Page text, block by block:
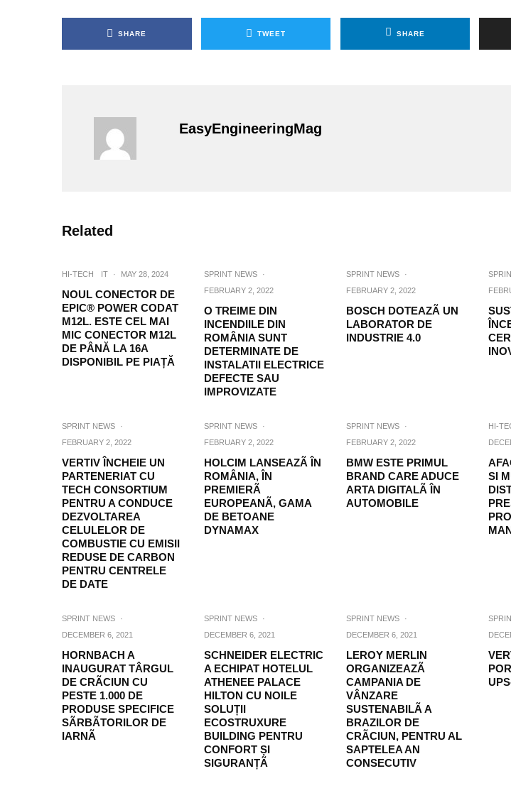
SHARE TWEET SHARE
EasyEngineeringMag
Related
HI-TECH IT · MAY 28, 2024
NOUL CONECTOR DE
EPIC® POWER CODAT
M12L. ESTE CEL MAI
MIC CONECTOR M12L
DE PÂNĂ LA 16A
DISPONIBIL PE PIAȚĂ
SPRINT NEWS
·
FEBRUARY 2, 2022
O TREIME DIN
INCENDIILE DIN
ROMÂNIA SUNT
DETERMINATE DE
INSTALATII ELECTRICE
DEFECTE SAU
IMPROVIZATE
SPRINT NEWS
·
FEBRUARY 2, 2022
BOSCH DOTEAZÃ UN
LABORATOR DE
INDUSTRIE 4.0
SPRINT NEWS
·
FEBRUARY 2, 2022
VERTIV ÎNCHEIE UN
PARTENERIAT CU
TECH CONSORTIUM
PENTRU A CONDUCE
DEZVOLTAREA
CELULELOR DE
COMBUSTIE CU EMISII
REDUSE DE CARBON
PENTRU CENTRELE
DE DATE
SPRINT NEWS
·
FEBRUARY 2, 2022
HOLCIM LANSEAZÃ ÎN
ROMÂNIA, ÎN
PREMIERÃ
EUROPEANÃ, GAMA
DE BETOANE
DYNAMAX
SPRINT NEWS
·
FEBRUARY 2, 2022
BMW ESTE PRIMUL
BRAND CARE ADUCE
ARTA DIGITALÃ ÎN
AUTOMOBILE
HI-
SI
SPRINT NEWS
·
DECEMBER 6, 2021
HORNBACH A
INAUGURAT TÂRGUL
DE CRÃCIUN CU
PESTE 1.000 DE
PRODUSE SPECIFICE
SÃRBÃTORILOR DE
IARNÃ
SPRINT NEWS
·
DECEMBER 6, 2021
SCHNEIDER ELECTRIC
A ECHIPAT HOTELUL
ATHENEE PALACE
HILTON CU NOILE
SOLUȚII
ECOSTRUXURE
BUILDING PENTRU
CONFORT ȘI
SIGURANȚÃ
SPRINT NEWS
·
DECEMBER 6, 2021
LEROY MERLIN
ORGANIZEAZÃ
CAMPANIA DE
VÂNZARE
SUSTENABILÃ A
BRAZILOR DE
CRÃCIUN, PENTRU AL
SAPTELEA AN
CONSECUTIV